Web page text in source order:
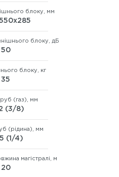
блоку, мм
блоку, дБ
50
блоку, кг
35
(газ), мм
(3/8)
(рідина), мм
(1/4)
магістралі, м
20